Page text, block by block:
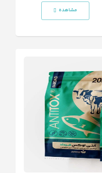
مشاهده